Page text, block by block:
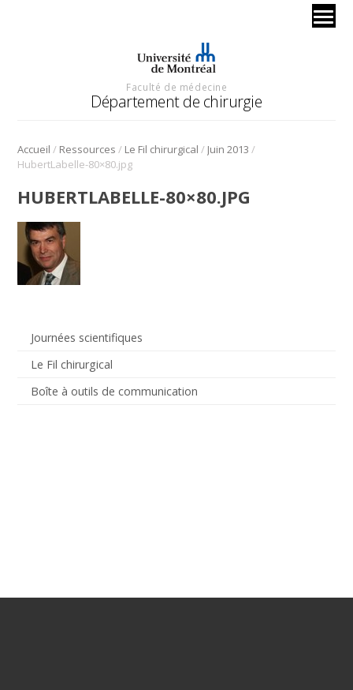
Faculté de médecine
Département de chirurgie
Accueil / Ressources / Le Fil chirurgical / Juin 2013 /
HubertLabelle-80×80.jpg
Journées scientifiques
Le Fil chirurgical
Boîte à outils de communication
HUBERTLABELLE-80×80.JPG